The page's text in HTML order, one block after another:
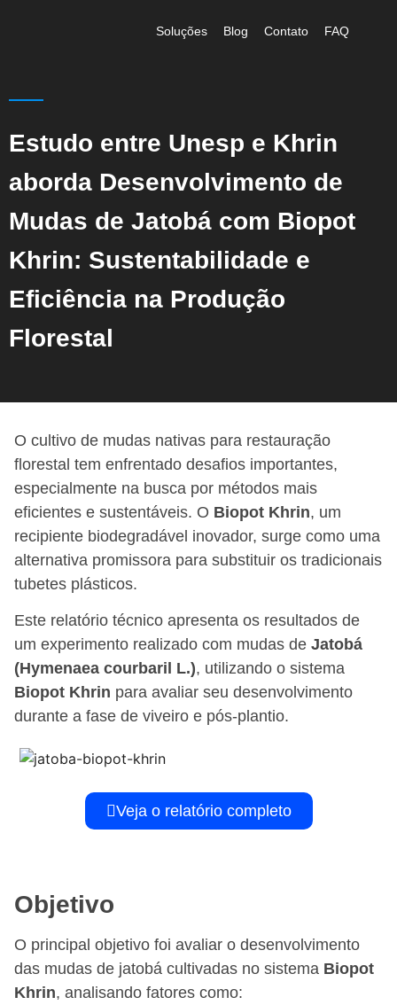
Soluções Blog Contato FAQ
Estudo entre Unesp e Khrin
aborda Desenvolvimento de
Mudas de Jatobá com Biopot
Khrin: Sustentabilidade e
Eficiência na Produção
Florestal
O cultivo de mudas nativas para restauração
florestal tem enfrentado desafios importantes,
especialmente na busca por métodos mais
eficientes e sustentáveis. O Biopot Khrin, um
recipiente biodegradável inovador, surge como uma
alternativa promissora para substituir os tradicionais
tubetes plásticos.
Este relatório técnico apresenta os resultados de
um experimento realizado com mudas de Jatobá
(Hymenaea courbaril L.), utilizando o sistema
Biopot Khrin para avaliar seu desenvolvimento
durante a fase de viveiro e pós-plantio.
Veja o relatório completo
Objetivo
O principal objetivo foi avaliar o desenvolvimento
das mudas de jatobá cultivadas no sistema Biopot
Khrin, analisando fatores como: